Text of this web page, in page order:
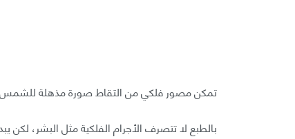
تمكن مصور فلكي من التقاط صورة مذهلة للشمس
بالطبع لا تتصرف الأجرام الفلكية مثل البشر،